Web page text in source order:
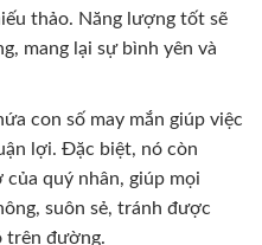
thảo. Năng lượng tốt sẽ
mang lại sự bình yên và
con số may mắn giúp việc
lợi. Đặc biệt, nó còn
quý nhân, giúp mọi
suôn sẻ, tránh được
trên đường.